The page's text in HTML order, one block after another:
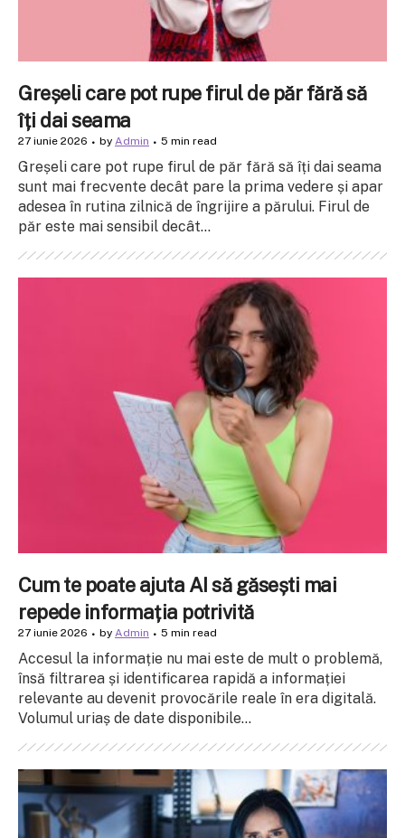
Greșeli care pot rupe firul de păr fără să
îți dai seama
27 iunie 2026 by Admin 5 min read
Greșeli care pot rupe firul de păr fără să îți dai seama
sunt mai frecvente decât pare la prima vedere și apar
adesea în rutina zilnică de îngrijire a părului. Firul de
păr este mai sensibil decât...
Cum te poate ajuta AI să găsești mai
repede informația potrivită
27 iunie 2026 by Admin 5 min read
Accesul la informație nu mai este de mult o problemă,
însă filtrarea și identificarea rapidă a informației
relevante au devenit provocările reale în era digitală.
Volumul uriaș de date disponibile...